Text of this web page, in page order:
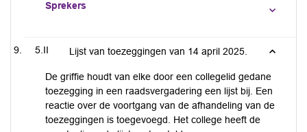
Sprekers
5.II Lijst van toezeggingen van 14 april 2025.
De griffie houdt van elke door een collegelid gedane
toezegging in een raadsvergadering een lijst bij. Een
reactie over de voortgang van de afhandeling van de
toezeggingen is toegevoegd. Het college heeft de